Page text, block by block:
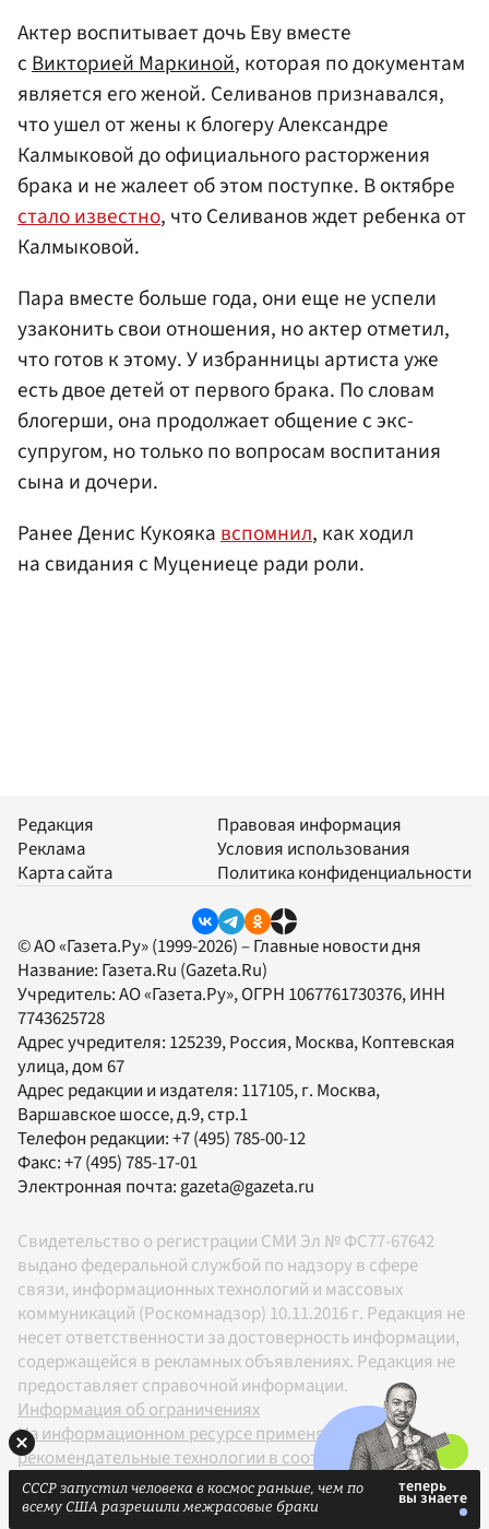
Актер воспитывает дочь Еву вместе
сВикторией Маркиной, которая по документам
является его женой. Селиванов признавался,
что ушел от жены к блогеру Александре
Калмыковой до официального расторжения
брака и не жалеет об этом поступке. В октябре
стало известно, что Селиванов ждет ребенка от
Калмыковой.
Пара вместе больше года, они еще не успели
узаконить свои отношения, но актер отметил,
что готов к этому. У избранницы артиста уже
есть двое детей от первого брака. По словам
блогерши, она продолжает общение с экс-
супругом, но только по вопросам воспитания
сына и дочери.
Ранее Денис Кукоякавспомнил, как ходил
на свидания с Муцениеце ради роли.
Редакция
Реклама
Карта сайта
Правовая информация
Условия использования
Политика конфиденциальности
© АО «Газета.Ру» (1999-2026) – Главные новости дня
Название: Газета.Ru (Gazeta.Ru)
Учредитель:АО «Газета.Ру», ОГРН 1067761730376, ИНН
7743625728
Адрес учредителя: 125239, Россия, Москва, Коптевская
улица, дом 67
Адрес редакции и издателя: 117105, г. Москва,
Варшавское шоссе, д.9, стр.1
Телефон редакции:+7 (495) 785-00-12
Факс:+7 (495) 785-17-01
Электронная почта: gazeta@gazeta.ru
Свидетельство о регистрации СМИ Эл № ФС77-67642
выдано федеральной службой по надзору в сфере
связи, информационных технологий и массовых
коммуникаций (Роскомнадзор) 10.11.2016 г. Редакция не
несет ответственности за достоверность информации,
содержащейся в рекламных объявлениях. Редакция не
предоставляет справочной информации.
Информация об ограничениях
На информационном ресурсе применяются
рекомендательные технологии в соответствии с
Правилами
18+
СССР запустил человека в космос раньше, чем по
всему США разрешили межрасовые браки